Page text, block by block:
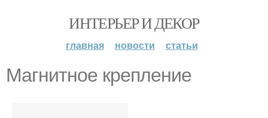
ИНТЕРЬЕР И ДЕКОР
главная новости статьи
Магнитное крепление